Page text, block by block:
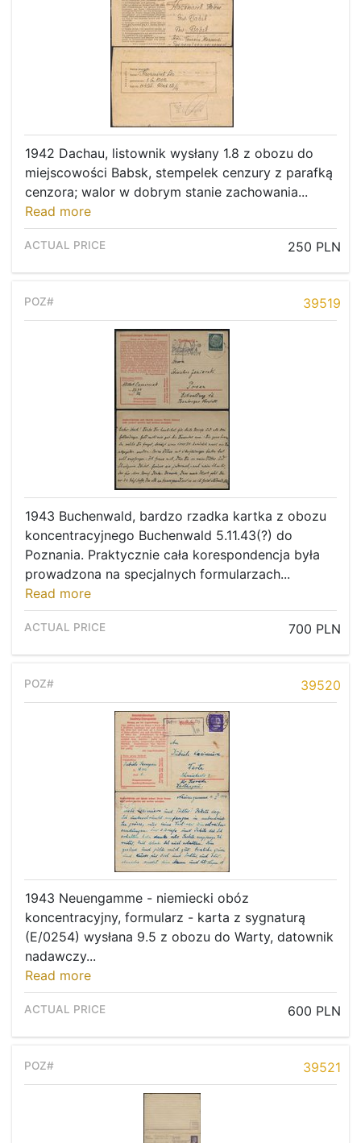
1942 Dachau, listownik wysłany 1.8 z obozu do
miejscowości Babsk, stempelek cenzury z parafką
cenzora; walor w dobrym stanie zachowania...
Read more
250 PLN
39519
1943 Buchenwald, bardzo rzadka kartka z obozu
koncentracyjnego Buchenwald 5.11.43(?) do
Poznania. Praktycznie cała korespondencja była
prowadzona na specjalnych formularzach...
Read more
700 PLN
39520
1943 Neuengamme - niemiecki obóz
koncentracyjny, formularz - karta z sygnaturą
(E/0254) wysłana 9.5 z obozu do Warty, datownik
nadawczy...
Read more
600 PLN
39521